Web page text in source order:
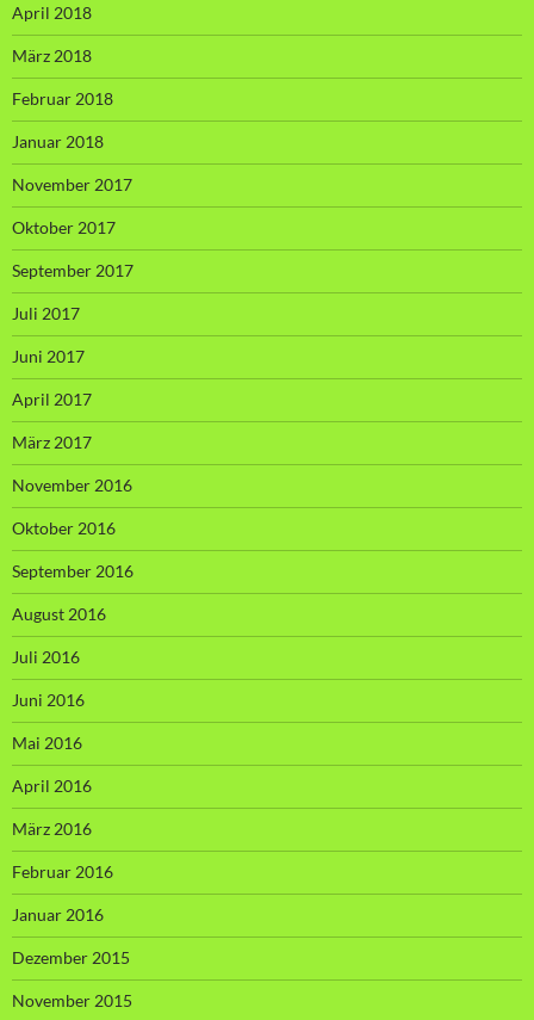
April 2018
März 2018
Februar 2018
Januar 2018
November 2017
Oktober 2017
September 2017
Juli 2017
Juni 2017
April 2017
März 2017
November 2016
Oktober 2016
September 2016
August 2016
Juli 2016
Juni 2016
Mai 2016
April 2016
März 2016
Februar 2016
Januar 2016
Dezember 2015
November 2015